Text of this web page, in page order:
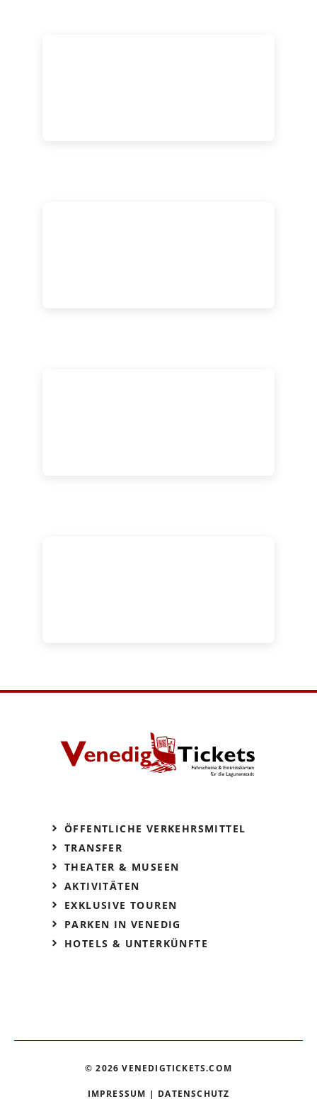
ÖFFENTLICHE VERKEHRSMITTEL
TRANSFER
THEATER & MUSEEN
AKTIVITÄTEN
EXKLUSIVE TOUREN
PARKEN IN VENEDIG
HOTELS & UNTERKÜNFTE
© 2026 VENEDIGTICKETS.COM
IMPRESSUM | DATENSCHUTZ